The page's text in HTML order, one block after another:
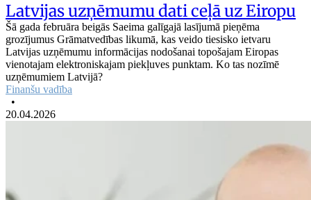
Latvijas uzņēmumu dati ceļā uz Eiropu
Šā gada februāra beigās Saeima galīgajā lasījumā pieņēma
grozījumus Grāmatvedības likumā, kas veido tiesisko ietvaru
Latvijas uzņēmumu informācijas nodošanai topošajam Eiropas
vienotajam elektroniskajam piekļuves punktam. Ko tas nozīmē
uzņēmumiem Latvijā?
Finanšu vadība
•
20.04.2026